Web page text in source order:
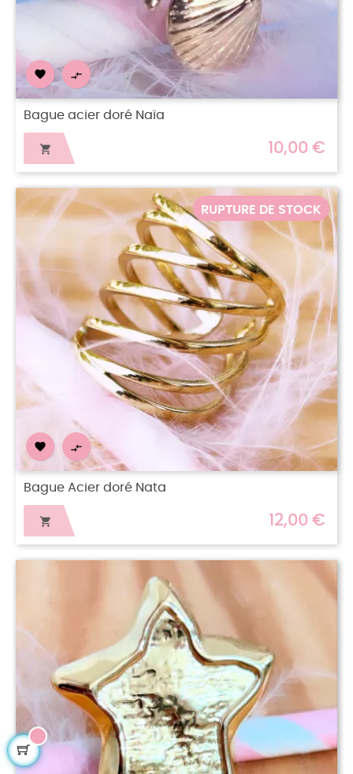
 
Bague acier doré Naïa
 10,00 €
RUPTURE DE STOCK
 
Bague Acier doré Nata
 12,00 €